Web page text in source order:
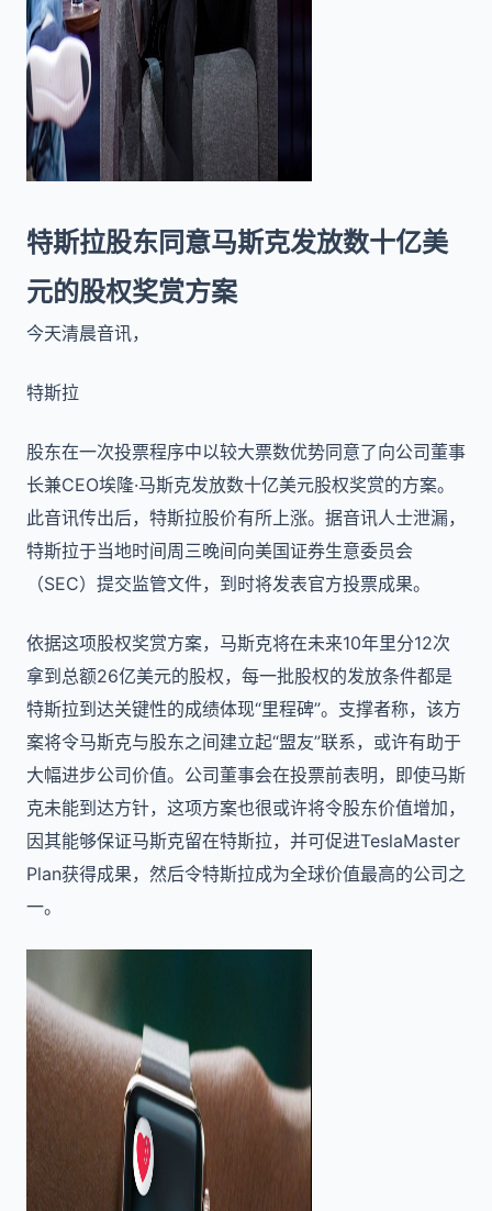
特斯拉股东同意马斯克发放数十亿美
元的股权奖赏方案
今天清晨音讯，
特斯拉
股东在一次投票程序中以较大票数优势同意了向公司董事
长兼CEO埃隆·马斯克发放数十亿美元股权奖赏的方案。
此音讯传出后，特斯拉股价有所上涨。据音讯人士泄漏，
特斯拉于当地时间周三晚间向美国证券生意委员会
（SEC）提交监管文件，到时将发表官方投票成果。
依据这项股权奖赏方案，马斯克将在未来10年里分12次
拿到总额26亿美元的股权，每一批股权的发放条件都是
特斯拉到达关键性的成绩体现“里程碑”。支撑者称，该方
案将令马斯克与股东之间建立起“盟友”联系，或许有助于
大幅进步公司价值。公司董事会在投票前表明，即使马斯
克未能到达方针，这项方案也很或许将令股东价值增加，
因其能够保证马斯克留在特斯拉，并可促进TeslaMaster
Plan获得成果，然后令特斯拉成为全球价值最高的公司之
一。